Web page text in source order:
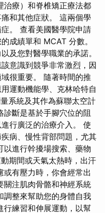
治療）和脊椎矯正療法都
和其他症狀。 這兩個學
。 查看美國醫學院申請
成績單和 MCAT 分數。
及您對醫學職業的承諾。
意識到競爭非常激烈，因
很重要。 隨著時間的推
運動機能學、克林哈特自
系統及其作為蘇聯太空計
斷是基於手腳穴位的阻
行廣泛的治療介入。 使
病、慢性背部問題，尤其
以進行幹擾場搜索、藥物
期間或天氣太熱時，出汗
有壓力時，你會經常出
關注肌肉骨骼和神經系統
調整來幫助您的身體自我
行練習和伸展運動，以幫